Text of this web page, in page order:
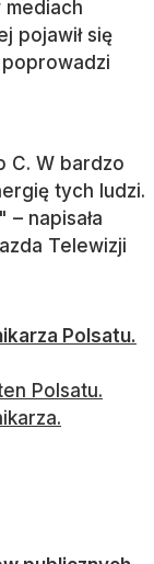
mediach
pojawił się
C. W bardzo
tych ludzi.
napisała
Telewizji
Polsatu.
Polsatu.